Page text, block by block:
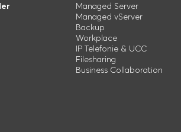
Managed Server
Managed vServer
Backup
Workplace
IP Telefonie & UCC
Filesharing
Business Collaboration